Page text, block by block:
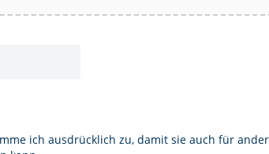
ich ausdrücklich zu, damit sie auch für